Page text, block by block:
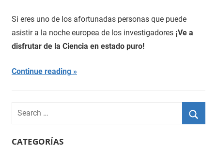
Si eres uno de los afortunadas personas que puede
asistir a la noche europea de los investigadores ¡Ve a
disfrutar de la Ciencia en estado puro!
Continue reading
Search
for:
CATEGORÍAS